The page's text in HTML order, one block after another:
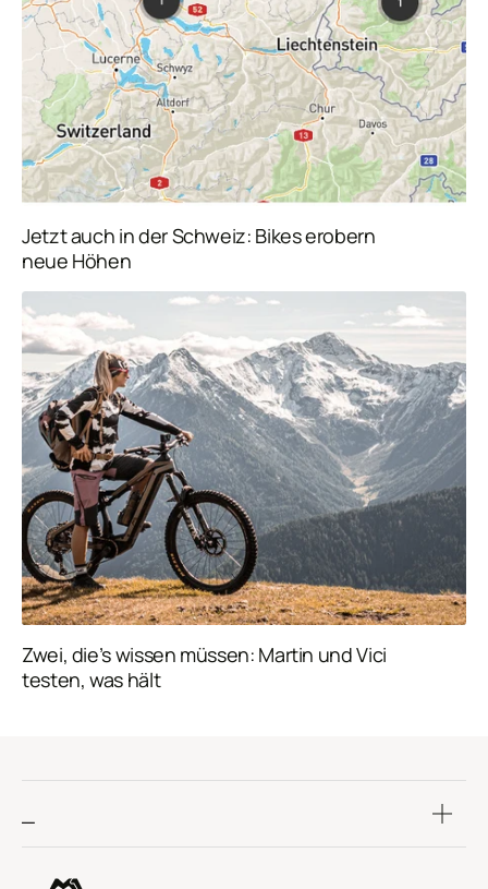
Jetzt auch in der Schweiz: Bikes erobern
neue Höhen
Zwei, die’s wissen müssen: Martin und Vici
testen, was hält